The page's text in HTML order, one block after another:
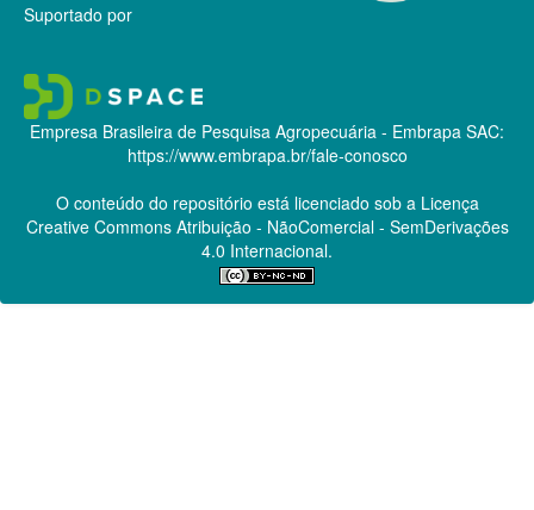
Suportado por
Empresa Brasileira de Pesquisa Agropecuária - Embrapa SAC:
https://www.embrapa.br/fale-conosco
O conteúdo do repositório está licenciado sob a Licença
Creative CommonsAtribuição - NãoComercial - SemDerivações
4.0 Internacional.